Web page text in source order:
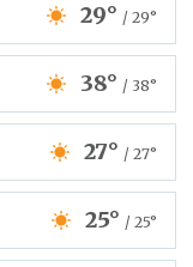
29° / 29°
38° / 38°
27° / 27°
25° / 25°